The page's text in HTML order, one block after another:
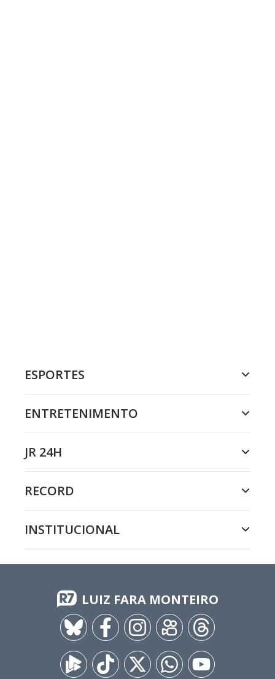
ESPORTES
ENTRETENIMENTO
JR 24H
RECORD
INSTITUCIONAL
LUIZ FARA MONTEIRO